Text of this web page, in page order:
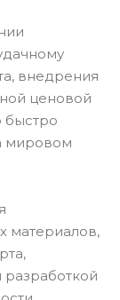
внедрения
ценовой
быстро
мировом
материалов,